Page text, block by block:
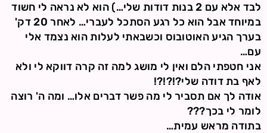
לבד אלא עם 2 בנות דודות שלי…) הוא לא נראה לי חשוד
במיוחד אבל הוא כל רגע הסתכל לעברי… לאחר 20 דק'
בערך הגיע האוטובוס וכשבאתי לעלות הוא נצמד אלי
עם…
אני חטפתי הלם ואין לי מושג למה זה קרה דווקא לי ולא
לאף בת דודה שלי?!?!?!
אודה לך אם תסביר לי מה פשר דברים אלו… ומה ה' רוצה
לומר לי בכך???
בתודה מראש עמית…